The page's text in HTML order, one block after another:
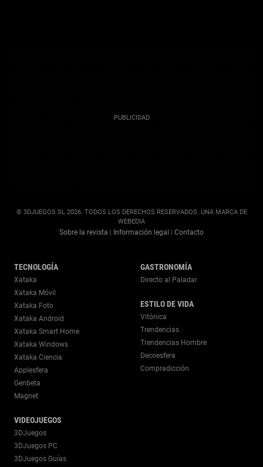
© 3DJUEGOS SL 2026. TODOS LOS DERECHOS RESERVADOS. UNA MARCA DE
WEBEDIA
Sobre la revista | Información legal | Contacto
TECNOLOGÍA
Xataka
Xataka Móvil
Xataka Foto
Xataka Android
Xataka Smart Home
Xataka Windows
Xataka Ciencia
Applesfera
Genbeta
Magnet
VIDEOJUEGOS
3DJuegos
3DJuegos PC
3DJuegos Guías
GASTRONOMÍA
Directo al Paladar
ESTILO DE VIDA
Vitónica
Trendencias
Trendencias Hombre
Decoesfera
Compradicción